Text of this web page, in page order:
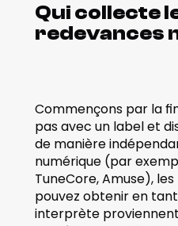
Qui collecte
redevances
Commençons par la
pas avec un label et
de manière
numérique (par
TuneCore, Amuse),
pouvez obtenir en
interprète